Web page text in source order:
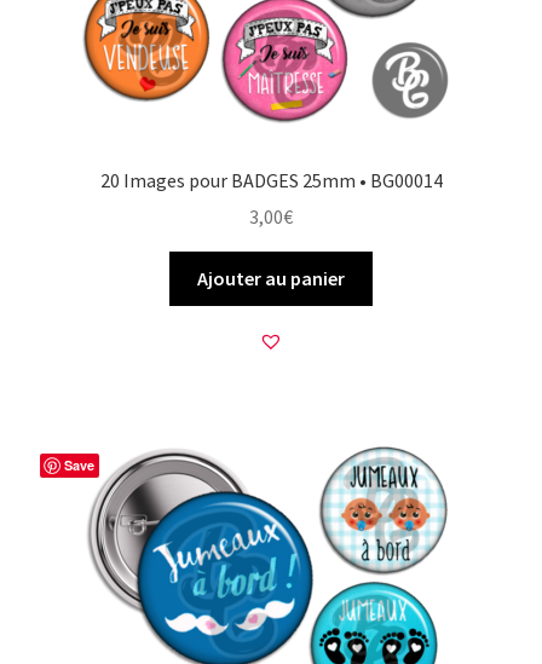
20 Images pour BADGES 25mm • BG00014
3,00€
Ajouter au panier
Save